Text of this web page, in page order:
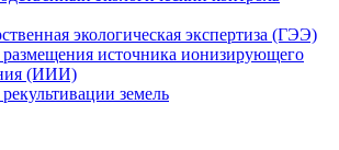
экологическая экспертиза (ГЭЭ)
источника ионизирующего
(ИИИ)
земель